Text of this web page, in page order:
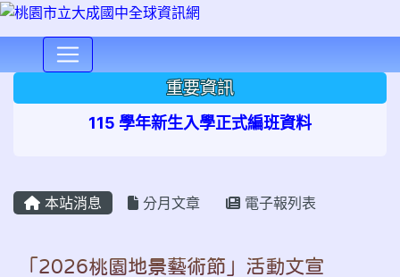
重要資訊
115 學年新生入學正式編班資料
本站消息 分月文章 電子報列表
「2026桃園地景藝術節」活動文宣